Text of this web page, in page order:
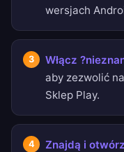
wersjach
Włącz
aby zezwolić
Sklep Play.
Znajdą i